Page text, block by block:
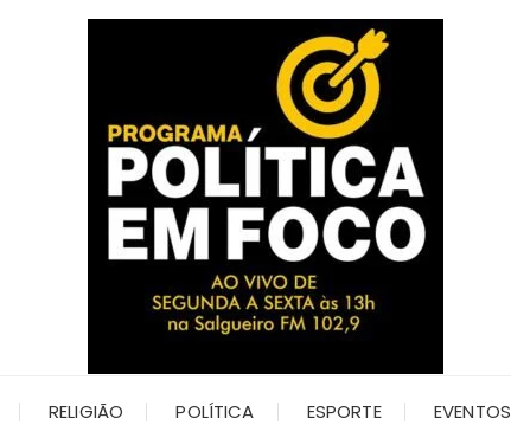
RELIGIÃO POLÍTICA ESPORTE EVENTOS